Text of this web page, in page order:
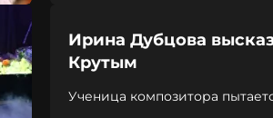
Ирина Дубцова
Крутым
Ученица композитора